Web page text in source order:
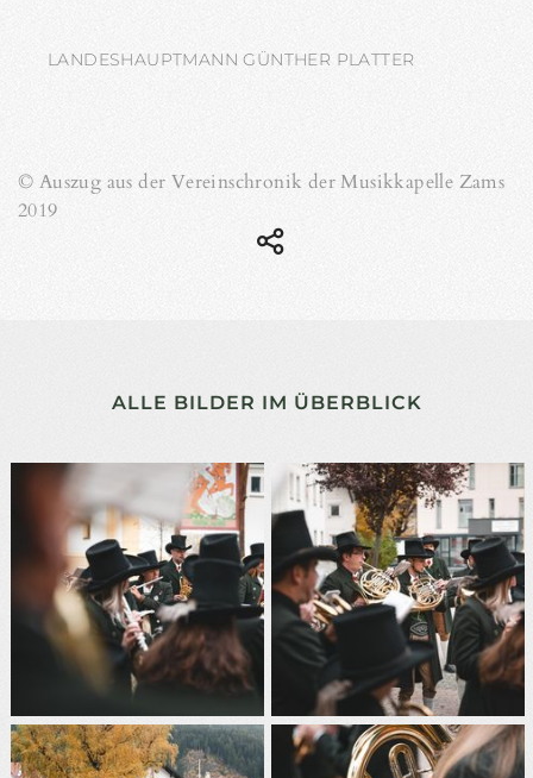
LANDESHAUPTMANN GÜNTHER PLATTER
© Auszug aus der Vereinschronik der Musikkapelle Zams
2019
ALLE BILDER IM ÜBERBLICK